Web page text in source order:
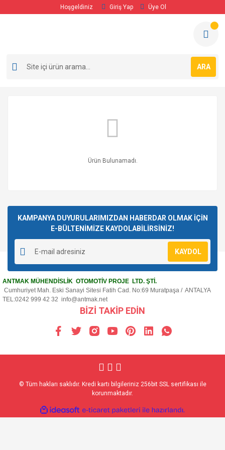
Hoşgeldiniz Giriş Yap Üye Ol
ARA
Ürün Bulunamadı.
KAMPANYA DUYURULARIMIZDAN HABERDAR OLMAK İÇİN
E-BÜLTENİMİZE KAYDOLABİLİRSİNİZ!
KAYDOL
ANTMAK MÜHENDİSLİK OTOMOTİV PROJE LTD. ŞTİ.
Cumhuriyet Mah. Eski Sanayi Sitesi Fatih Cad. No:69 Muratpaşa / ANTALYA
TEL:0242 999 42 32 info@antmak.net
BİZİ TAKİP EDİN
© Tüm hakları saklıdır. Kredi kartı bilgileriniz 256bit SSL sertifikası ile
korunmaktadır.
ideasoft
e-
ticaret
hazırlandı.